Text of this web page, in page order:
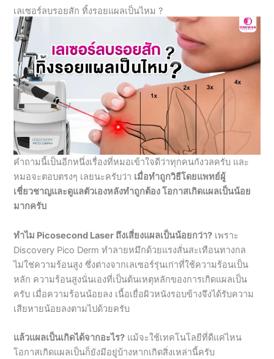
คำถามนี้เป็นอีกหนึ่งเรื่องที่หมอเข้าใจดีว่าทุกคนกังวลครับ และ
หมอจะตอบตรงๆ เลยนะครับว่าเมื่อทำถูกวิธีโดยแพทย์ผู้
เชี่ยวชาญและดูแลตัวเองหลังทำถูกต้อง โอกาสเกิดแผลเป็นน้อย
มากครับ
ทำไม Picosecond Laser ถึงเสี่ยงแผลเป็นน้อยกว่า?เพราะ
Discovery Pico Derm ทำลายหมึกด้วยแรงสั่นสะเทือนทางกล
หลัก ความร้อนสูงนั่นเองที่เป็นต้นเหตุหลักของการเกิดแผลเป็น
ครับ เมื่อความร้อนน้อยลง เนื้อเยื่อผิวหนังรอบข้างจึงได้รับความ
เสียหายน้อยลงตามไปด้วยครับ
แล้วแผลเป็นเกิดได้จากอะไร?แม้จะใช้เทคโนโลยีที่ดีแค่ไหน
โอกาสเกิดแผลเป็นก็ยังมีอยู่บ้างหากเกิดสิ่งเหล่านี้ครับ
แกะหรือเกาสะเก็ดที่เกิดหลังทำนี่คือสาเหตุอันดับหนึ่ง
เลยครับ หลายคนรู้ว่าห้ามแกะแต่ก็ยังแกะอยู่ดี ต้อง